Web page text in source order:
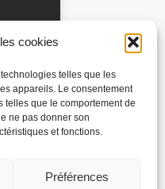
cookies
telles que les
appareils. Le consentement
telles que le comportement de
ne pas donner son
et fonctions.
Préférences